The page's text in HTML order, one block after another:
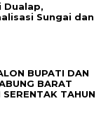
Dualap,
Sungai dan
BUPATI DAN
BARAT
TAHUN